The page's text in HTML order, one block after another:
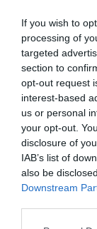
If you wish to
processing of
targeted
section to
opt-out request
interest-based
us or personal
your opt-out.
disclosure of
IAB’s list of
also be
Downstream
läggs till via
via Aktiviteter.
• Skriv nyheter
att nya nyheter
försvinna.
Om någon i
välkommen att
019-15 44 00.